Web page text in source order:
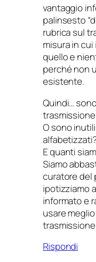
vantaggio
palinsesto
rubrica sul
misura in
quello e
perché non
esistente.
Quindi…
O sono
E quanti
Siamo
curatore del
ipotizziamo
informato e
usare
Rispondi